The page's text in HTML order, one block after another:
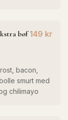
bøf 149 kr
bacon,
smurt med
chilimayo